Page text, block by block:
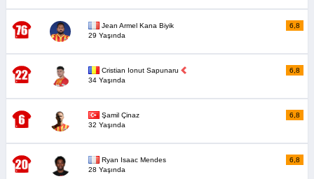
Jean Armel Kana Biyik
29 Yaşında
6,8
Cristian Ionut Sapunaru
34 Yaşında
6,8
Şamil Çinaz
32 Yaşında
6,8
Ryan Isaac Mendes
28 Yaşında
6,8